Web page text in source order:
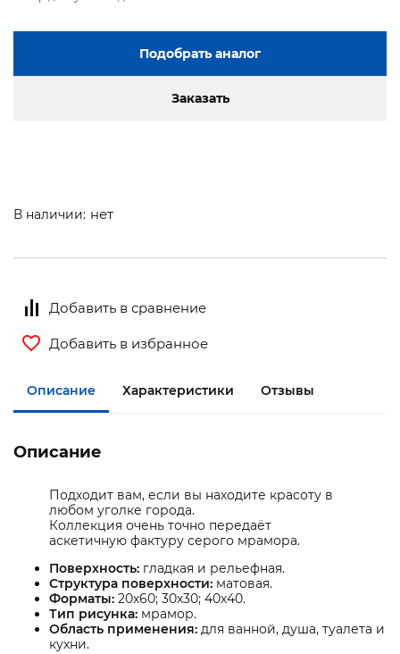
Подобрать аналог
Заказать
В наличии: нет
Добавить в сравнение
Добавить в избранное
Описание Характеристики Отзывы
Описание
Подходит вам, если вы находите красоту в
любом уголке города.
Коллекция очень точно передаёт
аскетичную фактуру серого мрамора.
Поверхность: гладкая и рельефная.
Структура поверхности: матовая.
Форматы: 20х60; 30х30; 40х40.
Тип рисунка: мрамор.
Область применения: для ванной, душа, туалета и
кухни.